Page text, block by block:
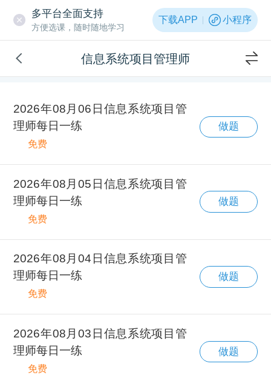
多平台全面支持
方便选课，随时随地学习
下载APP 小程序
信息系统项目管理师
2026年08月06日信息系统项目管
理师每日一练
免费
做题
2026年08月05日信息系统项目管
理师每日一练
免费
做题
2026年08月04日信息系统项目管
理师每日一练
免费
做题
2026年08月03日信息系统项目管
理师每日一练
免费
做题